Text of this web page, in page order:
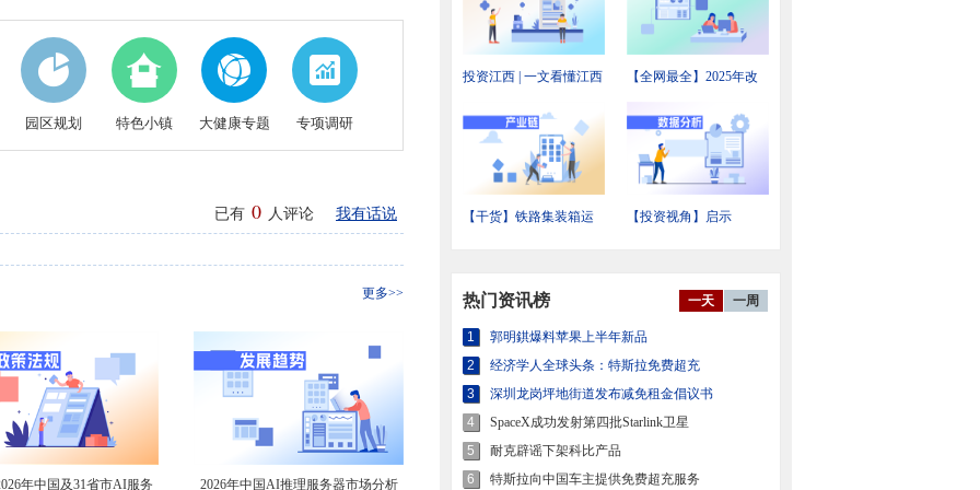
园区规划 特色小镇 大健康专题 专项调研
已有 0 人评论 我有话说
更多>>
年中国及31省市AI服务 2026年中国AI推理服务器市场分析
投资江西 | 一文看懂江西
状与投资机会前瞻
【全网最全】2025年改
方位对比
【干货】铁路集装箱运
【投资视角】启示
一天
一周
热门资讯榜
1
郭明錤爆料苹果上半年新品
2
经济学人全球头条：特斯拉免费超充
3
深圳龙岗坪地街道发布减免租金倡议书
4
SpaceX成功发射第四批Starlink卫星
5
耐克辟谣下架科比产品
6
特斯拉向中国车主提供免费超充服务